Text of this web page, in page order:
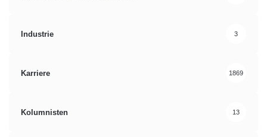
Industrie 3
Karriere 1869
Kolumnisten 13